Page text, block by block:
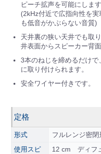
ピーチ拡声を可能にします
(2kHz付近で広指向性を
も低音がかぶらない音質)
天井裏の狭い天井でも取
井表面からスピーカー背
3本のねじを締めるだけ
に取り付けられます。
安全ワイヤー付きです。
定格
形式
フルレンジ密閉
使用スピ
12 cm ディフ